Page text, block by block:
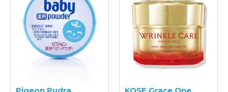
Pigeon Pudra
KOSE Grace One